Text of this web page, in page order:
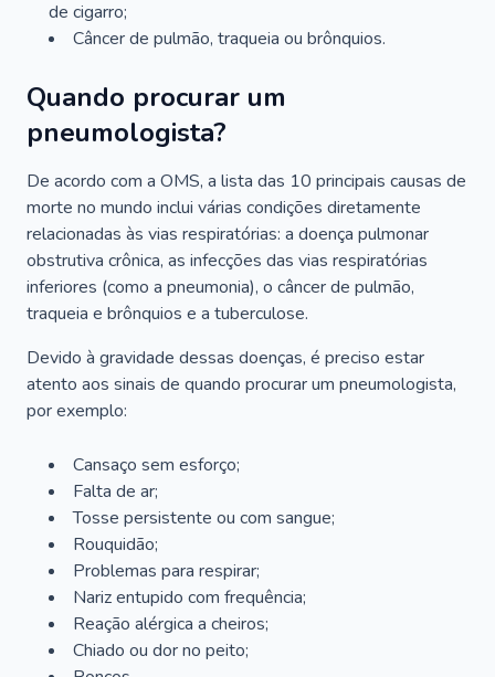
de cigarro;
Câncer de pulmão, traqueia ou brônquios.
Quando procurar um
pneumologista?
De acordo com a OMS, a lista das 10 principais causas de
morte no mundo inclui várias condições diretamente
relacionadas às vias respiratórias: a doença pulmonar
obstrutiva crônica, as infecções das vias respiratórias
inferiores (como a pneumonia), o câncer de pulmão,
traqueia e brônquios e a tuberculose.
Devido à gravidade dessas doenças, é preciso estar
atento aos sinais de quando procurar um pneumologista,
por exemplo:
Cansaço sem esforço;
Falta de ar;
Tosse persistente ou com sangue;
Rouquidão;
Problemas para respirar;
Nariz entupido com frequência;
Reação alérgica a cheiros;
Chiado ou dor no peito;